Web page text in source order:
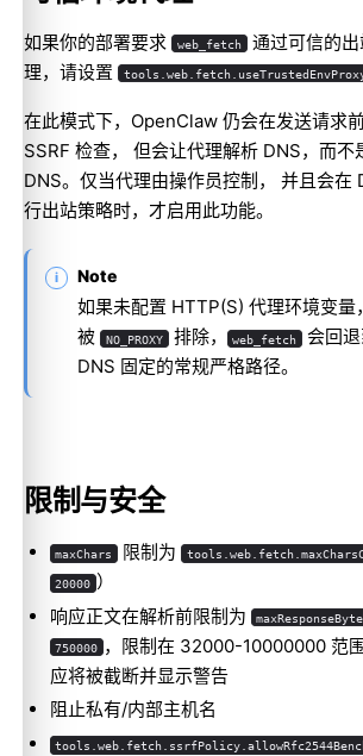
如果你的部署要求 web_fetch 通过可信的
理，请设置
在此模式下，OpenClaw 仍会在发送请求
SSRF 检查， 但会让代理解析 DNS，而不
DNS。仅当代理由操作员控制， 并且会在
行出站策略时，才启用此功能。
Note
如果未配置 HTTP(S) 代理环境变量
被
NO_PROXY 排除， web_fetch
会回
DNS 固定的常规严格路径。
限制与安全
maxChars 限制为
20000 ）
响应正文在解析前限制为
750000 ，限制在 32000-10000000 范
应将被截断并显示警告
阻止私有/内部主机名